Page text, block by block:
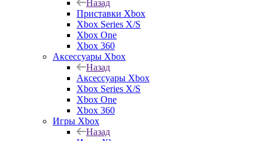
Назад
Приставки Xbox
Xbox Series X/S
Xbox One
Xbox 360
Аксессуары Xbox
Назад
Аксессуары Xbox
Xbox Series X/S
Xbox One
Xbox 360
Игры Xbox
Назад